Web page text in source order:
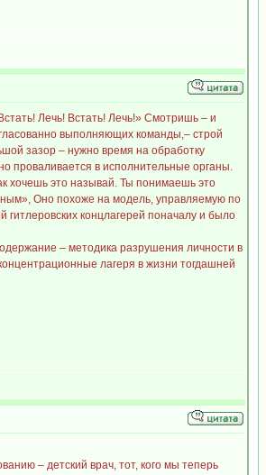
Лечь! Встать! Лечь!» Смотришь – и
выполняющих команды,– строй
зазор – нужно время на обработку
проваливается в исполнительные органы.
хочешь это называй. Ты понимаешь это
Оно похоже на модель, управляемую по
концлагерей поначалу и было
– методика разрушения личности в
лагеря в жизни тогдашней
– детский врач, тот, кого мы теперь